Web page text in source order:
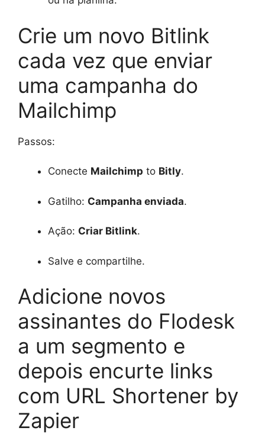
Crie um novo Bitlink
cada vez que enviar
uma campanha do
Mailchimp
Passos:
Conecte Mailchimp to Bitly.
Gatilho: Campanha enviada.
Ação: Criar Bitlink.
Salve e compartilhe.
Adicione novos
assinantes do Flodesk
a um segmento e
depois encurte links
com URL Shortener by
Zapier